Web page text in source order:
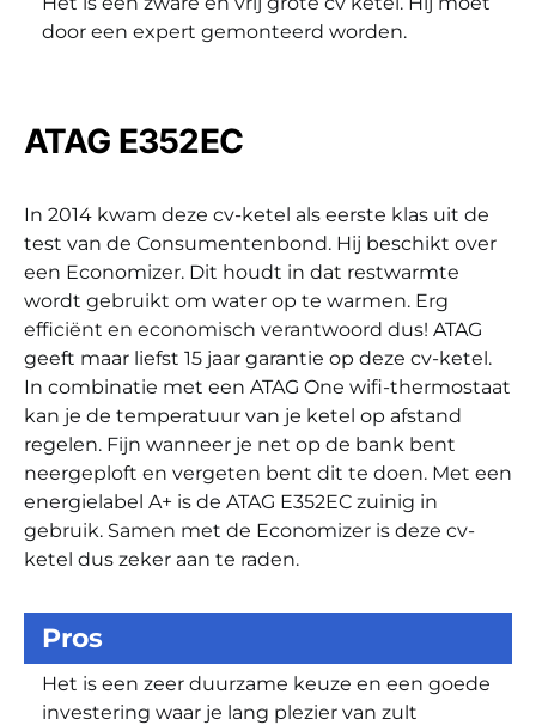
door een expert gemonteerd worden.
ATAG E352EC
In 2014 kwam deze cv-ketel als eerste klas uit de
test van de Consumentenbond. Hij beschikt over
een Economizer. Dit houdt in dat restwarmte
wordt gebruikt om water op te warmen. Erg
efficiënt en economisch verantwoord dus! ATAG
geeft maar liefst 15 jaar garantie op deze cv-ketel.
In combinatie met een ATAG One wifi-thermostaat
kan je de temperatuur van je ketel op afstand
regelen. Fijn wanneer je net op de bank bent
neergeploft en vergeten bent dit te doen. Met een
energielabel A+ is de ATAG E352EC zuinig in
gebruik. Samen met de Economizer is deze cv-
ketel dus zeker aan te raden.
Pros
Het is een zeer duurzame keuze en een goede
investering waar je lang plezier van zult